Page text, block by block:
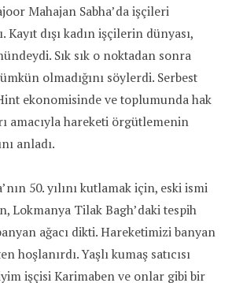
Mahajan Sabha’da işçileri
Kayıt dışı kadın işçilerin dünyası,
Sık sık o noktadan sonra
olmadığını söylerdi. Serbest
ekonomisinde ve toplumunda hak
amacıyla hareketi örgütlemenin
anladı.
50. yılını kutlamak için, eski ismi
Lokmanya Tilak Bagh’daki tespih
ağacı dikti. Hareketimizi banyan
hoşlanırdı. Yaşlı kumaş satıcısı
işçisi Karimaben ve onlar gibi bir